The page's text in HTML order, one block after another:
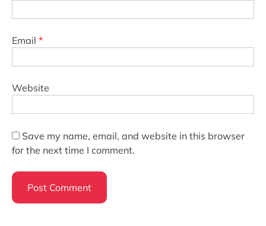
Email *
Website
Save my name, email, and website in this browser
for the next time I comment.